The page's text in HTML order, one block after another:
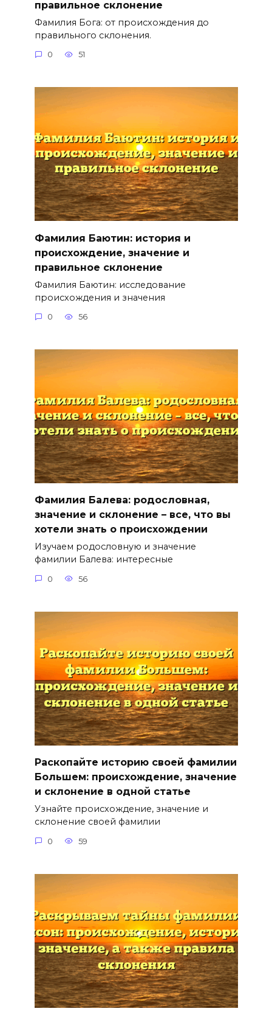
правильное склонение
Фамилия Бога: от происхождения до
правильного склонения.
0 51
Фамилия Баютин: история и
происхождение, значение и
правильное склонение
Фамилия Баютин: исследование
происхождения и значения
0 56
Фамилия Балева: родословная,
значение и склонение – все, что вы
хотели знать о происхождении
Изучаем родословную и значение
фамилии Балева: интересные
0 56
Раскопайте историю своей фамилии
Большем: происхождение, значение
и склонение в одной статье
Узнайте происхождение, значение и
склонение своей фамилии
0 59